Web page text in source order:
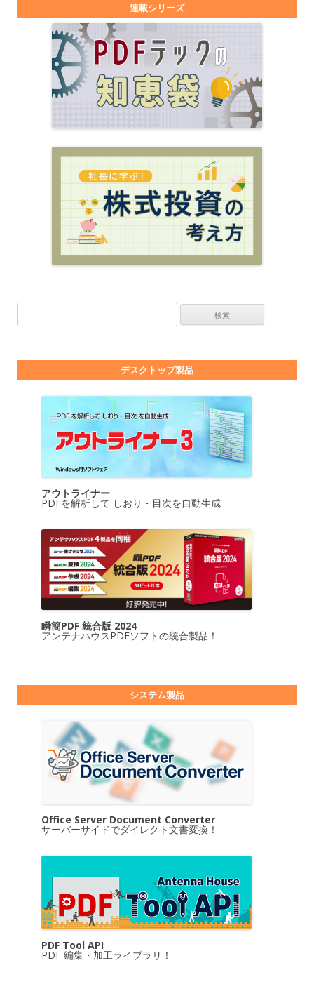
連載シリーズ
デスクトップ製品
アウトライナー
PDFを解析して しおり・目次を自動生成
瞬簡PDF 統合版 2024
アンテナハウスPDFソフトの統合製品！
システム製品
Office Server Document Converter
サーバーサイドでダイレクト文書変換！
PDF Tool API
PDF 編集・加工ライブラリ！